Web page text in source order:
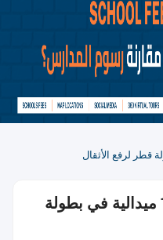
فارس أحمد جابر يحصد 15 ميدالية في بطولة